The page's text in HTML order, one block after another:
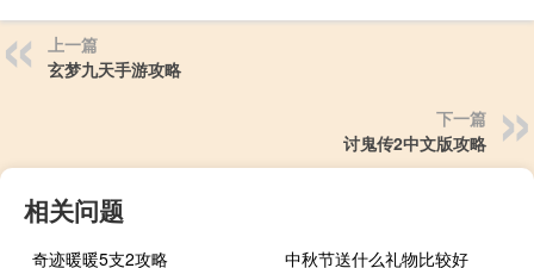
上一篇
玄梦九天手游攻略
下一篇
讨鬼传2中文版攻略
相关问题
奇迹暖暖5支2攻略
中秋节送什么礼物比较好